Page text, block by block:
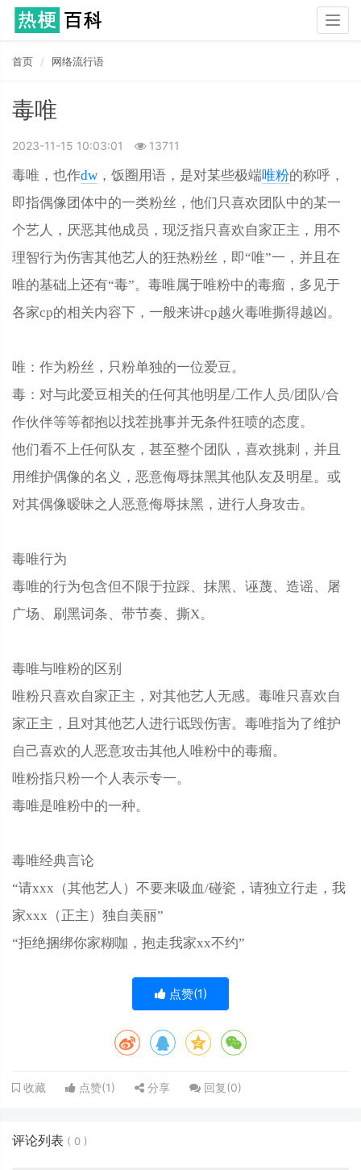
首页 网络流行语
毒唯
2023-11-15 10:03:01 13711
毒唯，也作dw ，饭圈用语，是对某些极端唯粉的称呼，
即指偶像团体中的一类粉丝，他们只喜欢团队中的某一
个艺人，厌恶其他成员，现泛指只喜欢自家正主，用不
理智行为伤害其他艺人的狂热粉丝，即“唯”一，并且在
唯的基础上还有“毒”。毒唯属于唯粉中的毒瘤，多见于
各家cp的相关内容下，一般来讲cp越火毒唯撕得越凶。
唯：作为粉丝，只粉单独的一位爱豆。
毒：对与此爱豆相关的任何其他明星/工作人员/团队/合
作伙伴等等都抱以找茬挑事并无条件狂喷的态度。
他们看不上任何队友，甚至整个团队，喜欢挑刺，并且
用维护偶像的名义，恶意侮辱抹黑其他队友及明星。或
对其偶像暧昧之人恶意侮辱抹黑，进行人身攻击。
毒唯行为
毒唯的行为包含但不限于拉踩、抹黑、诬蔑、造谣、屠
广场、刷黑词条、带节奏、撕X。
毒唯与唯粉的区别
唯粉只喜欢自家正主，对其他艺人无感。毒唯只喜欢自
家正主，且对其他艺人进行诋毁伤害。毒唯指为了维护
自己喜欢的人恶意攻击其他人唯粉中的毒瘤。
唯粉指只粉一个人表示专一。
毒唯是唯粉中的一种。
毒唯经典言论
“请xxx（其他艺人）不要来吸血/碰瓷，请独立行走，我
家xxx（正主）独自美丽”
“拒绝捆绑你家糊咖，抱走我家xx不约”
点赞(1)
收藏 点赞(1) 分享 回复(0)
评论列表 ( 0 )